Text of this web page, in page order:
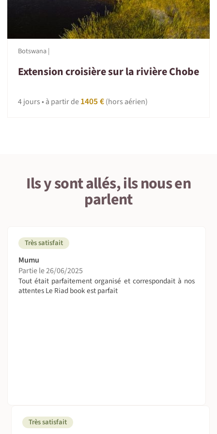
Botswana |
Extension croisière sur la rivière Chobe
4 jours • à partir de1405 €(hors aérien)
Ils y sont allés, ils nous en
parlent
Très satisfait
Mumu
Partie le 26/06/2025
Tout était parfaitement organisé et correspondait à nos
attentes Le Riad book est parfait
Très satisfait